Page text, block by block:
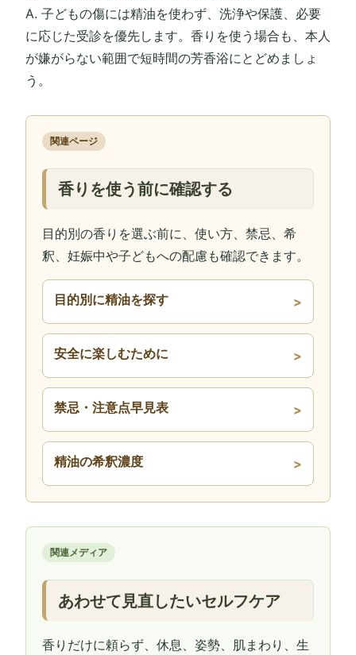
A. 子どもの傷には精油を使わず、洗浄や保護、必要
に応じた受診を優先します。香りを使う場合も、本人
が嫌がらない範囲で短時間の芳香浴にとどめましょ
う。
関連ページ
香りを使う前に確認する
目的別の香りを選ぶ前に、使い方、禁忌、希
釈、妊娠中や子どもへの配慮も確認できます。
目的別に精油を探す
安全に楽しむために
禁忌・注意点早見表
精油の希釈濃度
関連メディア
あわせて見直したいセルフケア
香りだけに頼らず、休息、姿勢、肌まわり、生